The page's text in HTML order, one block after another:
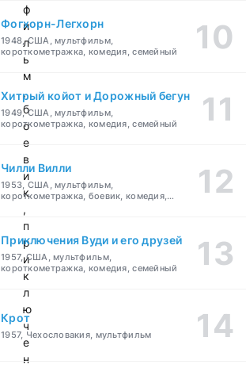
ф
и
л
ь
м
,
б
о
е
в
и
к
,
п
р
и
к
л
ю
ч
е
н
Фогхорн-Легхорн
1948, США, мультфильм,
короткометражка, комедия, семейный
Хитрый койот и Дорожный бегун
1949, США, мультфильм,
короткометражка, комедия, семейный
Чилли Вилли
1953, США, мультфильм,
короткометражка, боевик, комедия,
Приключения Вуди и его друзей
1957, США, мультфильм,
короткометражка, комедия, семейный
Крот
1957, Чехословакия, мультфильм